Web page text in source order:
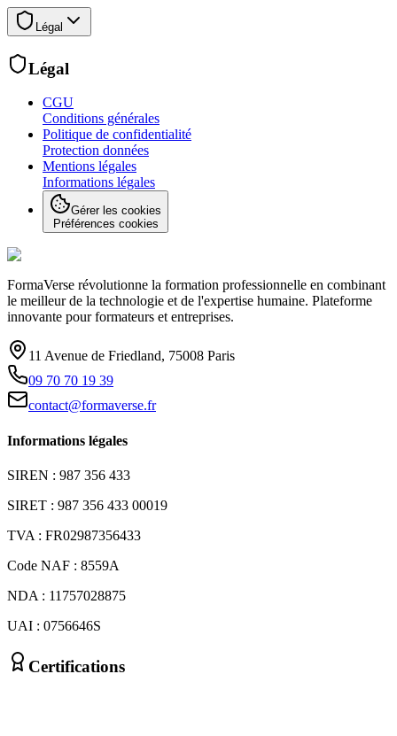
Légal
Légal
CGU
Conditions générales
Politique de confidentialité
Protection données
Mentions légales
Informations légales
Gérer les cookies
Préférences cookies
FormaVerse révolutionne la formation professionnelle en combinant
le meilleur de la technologie et de l'expertise humaine. Plateforme
innovante pour formateurs et entreprises.
11 Avenue de Friedland, 75008 Paris
09 70 70 19 39
contact@formaverse.fr
Informations légales
SIREN : 987 356 433
SIRET : 987 356 433 00019
TVA : FR02987356433
Code NAF : 8559A
NDA : 11757028875
UAI : 0756646S
Certifications